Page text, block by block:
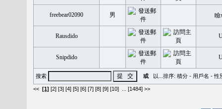
freebear02090 男
Rausdido
Snipdido
搜索 或 以...排序: 積分 - 用戶名 -性
<< [1] [2] [3] [4] [5] [6] [7] [8] [9] [10] [1484] >>